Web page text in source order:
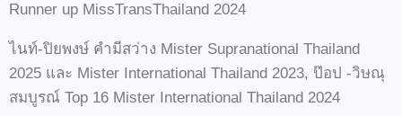
Runner up MissTransThailand 2024
ไนท์-ปิยพงษ์ คำมีสว่าง Mister Supranational Thailand
2025 และ Mister International Thailand 2023, ป๊อป -วิษณุ
สมบูรณ์ Top 16 Mister International Thailand 2024